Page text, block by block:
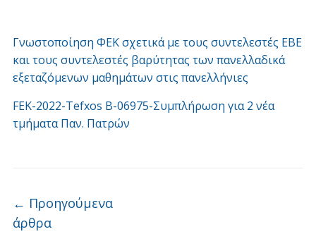
Γνωστοποίηση ΦΕΚ σχετικά με τους συντελεστές ΕΒΕ
και τους συντελεστές βαρύτητας των πανελλαδικά
εξεταζόμενων μαθημάτων στις πανελλήνιες
FEK-2022-Tefxos B-06975-Συμπλήρωση για 2 νέα
τμήματα Παν. Πατρών
Πλοήγηση άρθρων
← Προηγούμενα
άρθρα